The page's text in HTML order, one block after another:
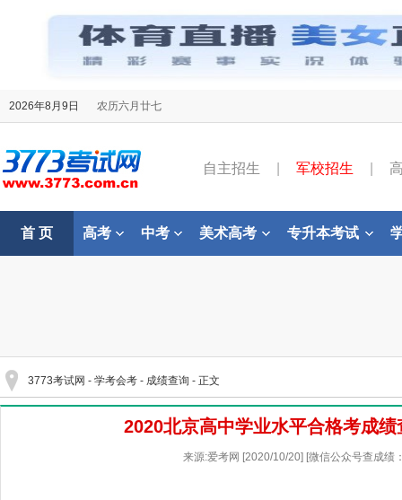
2026年8月9日 农历六月廿七
自主招生 军校招生
首 页 高考 中考 美术高考 专升本考试
3773考试网 - 学考会考 - 成绩查询 - 正文
2020北京高中学业水平合格考成绩
来源:爱考网 [2020/10/20] [微信公众号查成绩